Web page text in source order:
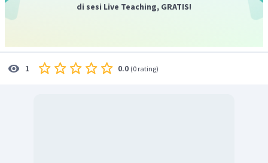
di sesi Live Teaching, GRATIS!
1 0.0 (0 rating)